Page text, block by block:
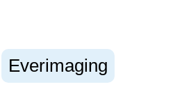
Everimaging